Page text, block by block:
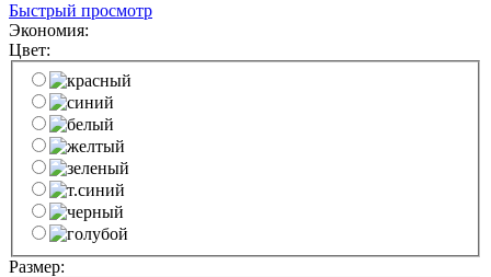
Быстрый просмотр
Экономия:
Цвет:
Размер: